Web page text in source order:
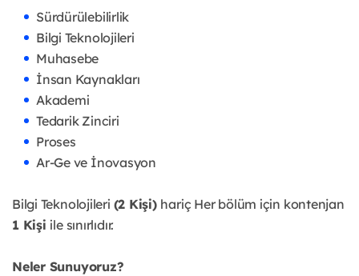
Sürdürülebilirlik
Bilgi Teknolojileri
Muhasebe
İnsan Kaynakları
Akademi
Tedarik Zinciri
Proses
Ar-Ge ve İnovasyon
Bilgi Teknolojileri (2 Kişi) hariç Her bölüm için kontenjan
1 Kişi ile sınırlıdır.
Neler Sunuyoruz?